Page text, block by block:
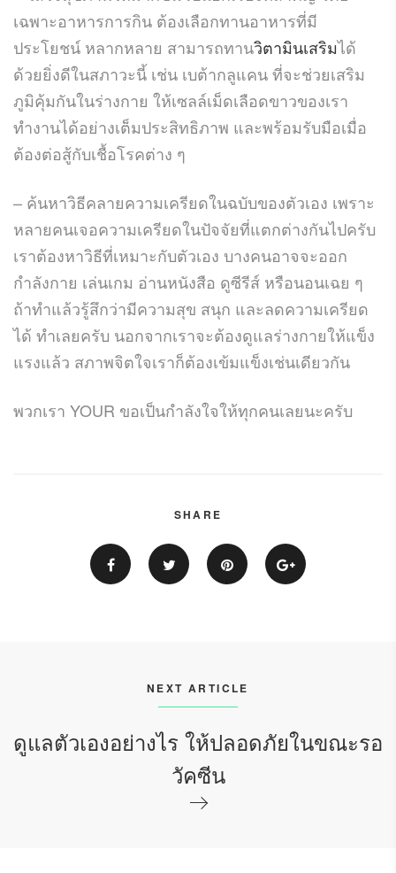
เฉพาะอาหารการกิน ต้องเลือกทานอาหารที่มี
ประโยชน์ หลากหลาย สามารถทานวิตามินเสริมได้
ด้วยยิ่งดีในสภาวะนี้ เช่น เบต้ากลูแคน ที่จะช่วยเสริม
ภูมิคุ้มกันในร่างกาย ให้เซลล์เม็ดเลือดขาวของเรา
ทำงานได้อย่างเต็มประสิทธิภาพ และพร้อมรับมือเมื่อ
ต้องต่อสู้กับเชื้อโรคต่าง ๆ
– ค้นหาวิธีคลายความเครียดในฉบับของตัวเอง เพราะ
หลายคนเจอความเครียดในปัจจัยที่แตกต่างกันไปครับ
เราต้องหาวิธีที่เหมาะกับตัวเอง บางคนอาจจะออก
กำลังกาย เล่นเกม อ่านหนังสือ ดูซีรีส์ หรือนอนเฉย ๆ
ถ้าทำแล้วรู้สึกว่ามีความสุข สนุก และลดความเครียด
ได้ ทำเลยครับ นอกจากเราจะต้องดูแลร่างกายให้แข็ง
แรงแล้ว สภาพจิตใจเราก็ต้องเข้มแข็งเช่นเดียวกัน
พวกเรา YOUR ขอเป็นกำลังใจให้ทุกคนเลยนะครับ
SHARE
NEXT ARTICLE
ดูแลตัวเองอย่างไร ให้ปลอดภัยในขณะรอ
วัคซีน